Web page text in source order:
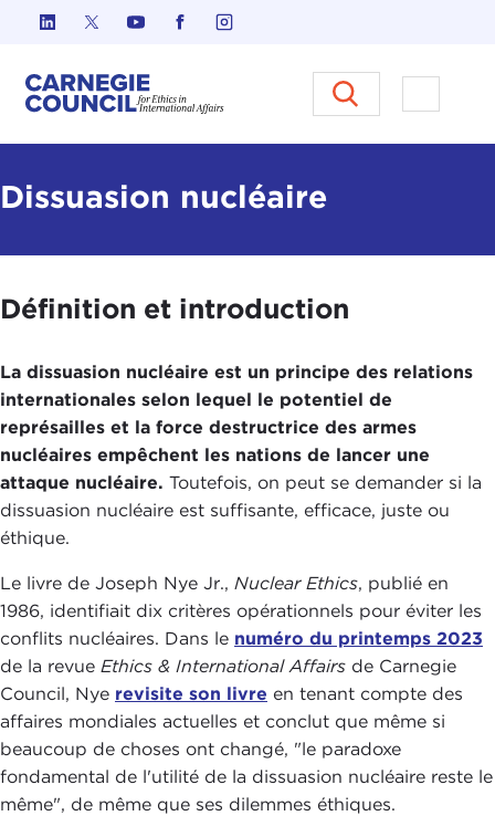
Skip to content
Carnegie Council sur
Ouvrir
Dissuasion nucléaire
Définition et introduction
La dissuasion nucléaire est un principe des relations
internationales selon lequel le potentiel de
représailles et la force destructrice des armes
nucléaires empêchent les nations de lancer une
attaque nucléaire. Toutefois, on peut se demander si la
dissuasion nucléaire est suffisante, efficace, juste ou
éthique.
Le livre de Joseph Nye Jr., Nuclear Ethics, publié en
1986, identifiait dix critères opérationnels pour éviter les
conflits nucléaires. Dans le numéro du printemps 2023
de la revue Ethics & International Affairs de Carnegie
Council, Nye revisite son livre en tenant compte des
affaires mondiales actuelles et conclut que même si
beaucoup de choses ont changé, "le paradoxe
fondamental de l'utilité de la dissuasion nucléaire reste le
même", de même que ses dilemmes éthiques.